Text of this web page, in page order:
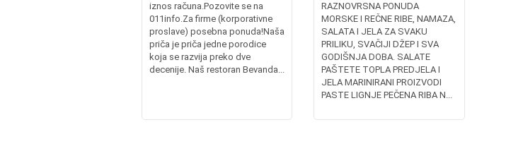
iznos računa.Pozovite se na
011info.Za firme (korporativne
proslave) posebna ponuda!Naša
priča je priča jedne porodice
koja se razvija preko dve
decenije. Naš restoran Bevanda...
RAZNOVRSNA PONUDA
MORSKE I REČNE RIBE, NAMAZA,
SALATA I JELA ZA SVAKU
PRILIKU, SVAČIJI DŽEP I SVA
GODIŠNJA DOBA. SALATE
PAŠTETE TOPLA PREDJELA I
JELA MARINIRANI PROIZVODI
PASTE LIGNJE PEČENA RIBA N...